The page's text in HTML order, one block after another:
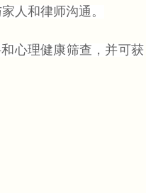
人和律师沟通。
心理健康筛查，并可获